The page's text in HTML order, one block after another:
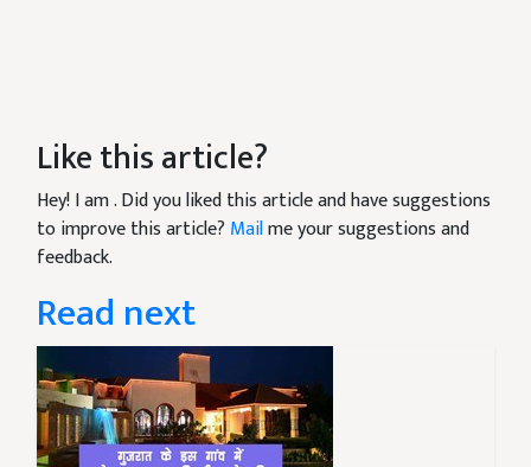
Like this article?
Hey! I am. Did you liked this article and have suggestions
to improve this article? Mailme your suggestions and
feedback.
Read next